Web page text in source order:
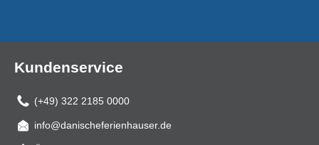
Kundenservice
(+49) 322 2185 0000
Mail
info@danischeferienhauser.de